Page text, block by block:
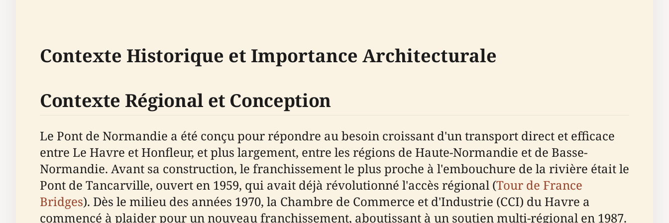
Contexte Historique et Importance Architecturale
Contexte Régional et Conception
Le Pont de Normandie a été conçu pour répondre au besoin croissant d'un transport direct et efficace
entre Le Havre et Honfleur, et plus largement, entre les régions de Haute-Normandie et de Basse-
Normandie. Avant sa construction, le franchissement le plus proche à l'embouchure de la rivière était le
Pont de Tancarville, ouvert en 1959, qui avait déjà révolutionné l'accès régional (Tour de France
Bridges). Dès le milieu des années 1970, la Chambre de Commerce et d'Industrie (CCI) du Havre a
commencé à plaider pour un nouveau franchissement, aboutissant à un soutien multi-régional en 1987.